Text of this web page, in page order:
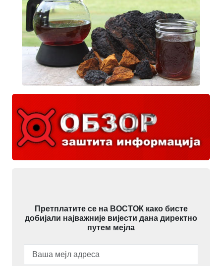
Претплатите се на ВОСТОК како бисте
добијали најважније вијести дана директно
путем мејла